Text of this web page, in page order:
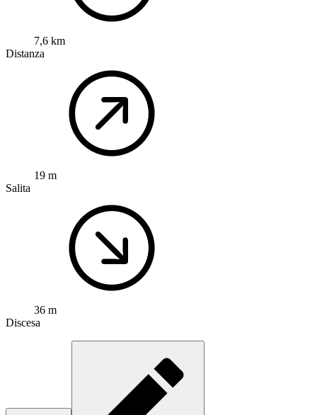
7,6 km
Distanza
19 m
Salita
36 m
Discesa